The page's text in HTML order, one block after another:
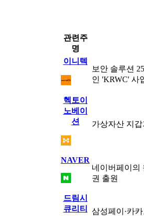
관련주
명
이니텍
보안 솔루션
인 'KRWC' 사
헥토이
노베이
션
가상자산 지
NAVER
네이버페이의
권 출원
드림시
큐리티
삼성페이·카